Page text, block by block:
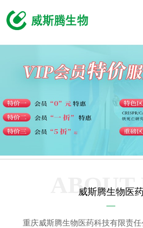
威斯腾生物医
ABOUT
重庆威斯腾生物医药科技有限责